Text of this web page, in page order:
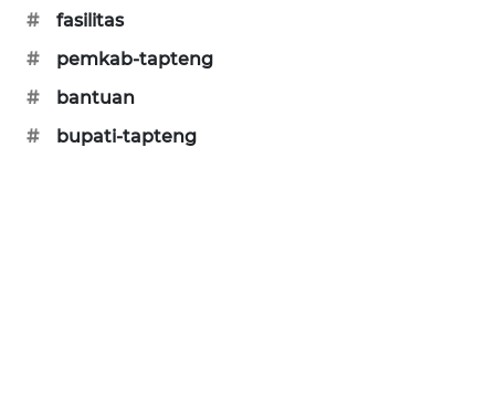
#
fasilitas
#
pemkab-tapteng
#
bantuan
#
bupati-tapteng